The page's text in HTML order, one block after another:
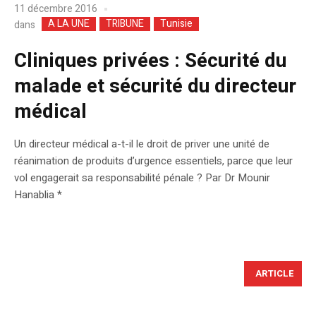
11 décembre 2016
dans
A LA UNE TRIBUNE Tunisie
Cliniques privées : Sécurité du
malade et sécurité du directeur
médical
Un directeur médical a-t-il le droit de priver une unité de
réanimation de produits d’urgence essentiels, parce que leur
vol engagerait sa responsabilité pénale ? Par Dr Mounir
Hanablia *
ARTICLE